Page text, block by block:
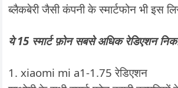
ब्लैकबेरी जैसी कंपनी के स्मार्टफोन भी इस
ये 15 स्मार्ट फ़ोन सबसे अधिक रेडिएशन
1. xiaomi mi a1-1.75 रेडिएशन